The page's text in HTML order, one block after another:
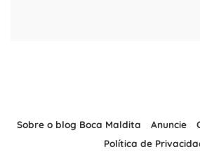
Sobre o blog Boca Maldita Anuncie
Política de